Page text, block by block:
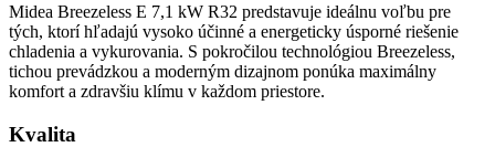
Midea Breezeless E 7,1 kW R32 predstavuje ideálnu voľbu pre
tých, ktorí hľadajú vysoko účinné a energeticky úsporné riešenie
chladenia a vykurovania. S pokročilou technológiou Breezeless,
tichou prevádzkou a moderným dizajnom ponúka maximálny
komfort a zdravšiu klímu v každom priestore.
Kvalita